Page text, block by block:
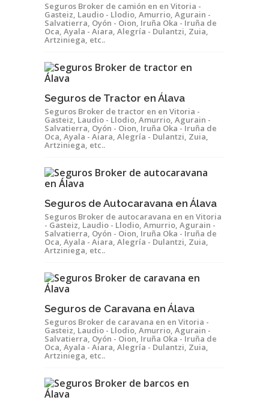
Seguros Broker de camión en en Vitoria -
Gasteiz, Laudio - Llodio, Amurrio, Agurain -
Salvatierra, Oyón - Oion, Iruña Oka - Iruña de
Oca, Ayala - Aiara, Alegría - Dulantzi, Zuia,
Artziniega, etc..
Seguros de Tractor en Álava
Seguros Broker de tractor en en Vitoria -
Gasteiz, Laudio - Llodio, Amurrio, Agurain -
Salvatierra, Oyón - Oion, Iruña Oka - Iruña de
Oca, Ayala - Aiara, Alegría - Dulantzi, Zuia,
Artziniega, etc..
Seguros de Autocaravana en Álava
Seguros Broker de autocaravana en en Vitoria
- Gasteiz, Laudio - Llodio, Amurrio, Agurain -
Salvatierra, Oyón - Oion, Iruña Oka - Iruña de
Oca, Ayala - Aiara, Alegría - Dulantzi, Zuia,
Artziniega, etc..
Seguros de Caravana en Álava
Seguros Broker de caravana en en Vitoria -
Gasteiz, Laudio - Llodio, Amurrio, Agurain -
Salvatierra, Oyón - Oion, Iruña Oka - Iruña de
Oca, Ayala - Aiara, Alegría - Dulantzi, Zuia,
Artziniega, etc..